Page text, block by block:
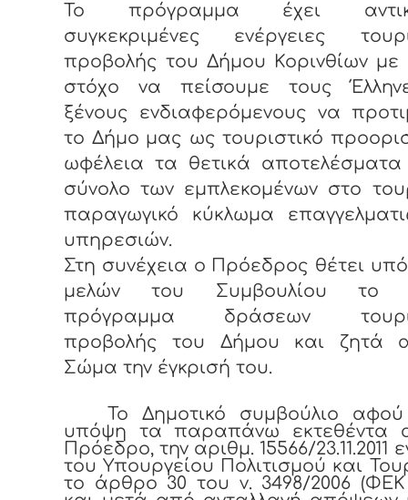
Το πρόγραμμα έχει
συγκεκριμένες ενέργειες
προβολής του Δήμου Κορινθίων με
στόχο να πείσουμε τους
ξένους ενδιαφερόμενους να
το Δήμο μας ως τουριστικό
ωφέλεια τα θετικά αποτελέσματα
σύνολο των εμπλεκομένων στο
παραγωγικό κύκλωμα
υπηρεσιών.
Στη συνέχεια ο Πρόεδρος θέτει
μελών του Συμβουλίου το
πρόγραμμα δράσεων
προβολής του Δήμου και ζητά
Σώμα την έγκρισή του.
Το Δημοτικό συμβούλιο
υπόψη τα παραπάνω εκτεθέντα
Πρόεδρο, την αριθμ. 15566/23.11.2011
του Υπουργείου Πολιτισμού και
το άρθρο 30 του ν. 3498/2006 (ΦΕΚ